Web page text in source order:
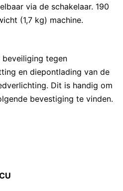
via de schakelaar. 190
(1,7 kg) machine.
beveiliging tegen
en diepontlading van de
Dit is handig om
bevestiging te vinden.